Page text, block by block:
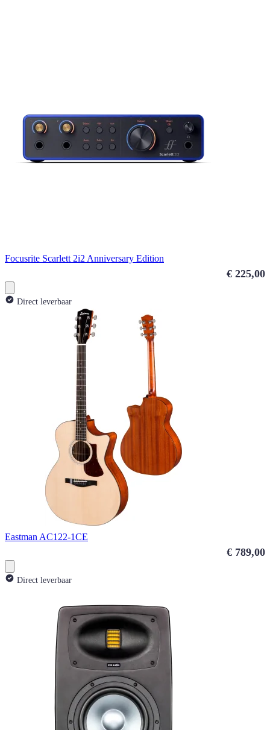
Focusrite Scarlett 2i2 Anniversary Edition
€ 225,00
Direct leverbaar
Eastman AC122-1CE
€ 789,00
Direct leverbaar